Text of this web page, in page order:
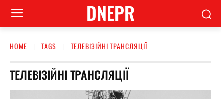
DNEPR
HOME TAGS ТЕЛЕВІЗІЙНІ ТРАНСЛЯЦІЇ
ТЕЛЕВІЗІЙНІ ТРАНСЛЯЦІЇ